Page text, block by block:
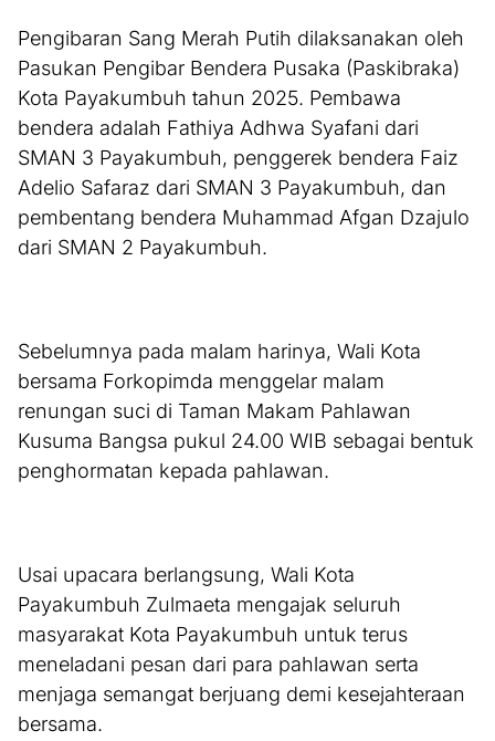
Pengibaran Sang Merah Putih dilaksanakan oleh
Pasukan Pengibar Bendera Pusaka (Paskibraka)
Kota Payakumbuh tahun 2025. Pembawa
bendera adalah Fathiya Adhwa Syafani dari
SMAN 3 Payakumbuh, penggerek bendera Faiz
Adelio Safaraz dari SMAN 3 Payakumbuh, dan
pembentang bendera Muhammad Afgan Dzajulo
dari SMAN 2 Payakumbuh.
Sebelumnya pada malam harinya, Wali Kota
bersama Forkopimda menggelar malam
renungan suci di Taman Makam Pahlawan
Kusuma Bangsa pukul 24.00 WIB sebagai bentuk
penghormatan kepada pahlawan.
Usai upacara berlangsung, Wali Kota
Payakumbuh Zulmaeta mengajak seluruh
masyarakat Kota Payakumbuh untuk terus
meneladani pesan dari para pahlawan serta
menjaga semangat berjuang demi kesejahteraan
bersama.